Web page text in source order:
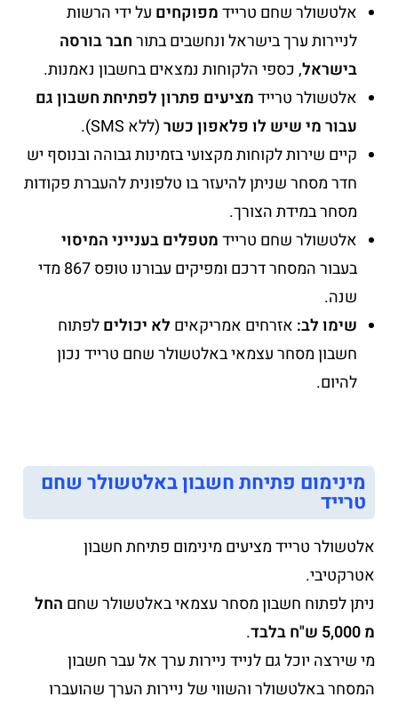
אלטשולר שחם טריידמפוקחים על ידי הרשות
לניירות ערך בישראל ונחשבים בתורחבר בורסה
בישראל, כספי הלקוחות נמצאים בחשבון נאמנות.
אלטשולר טריידמציעים פתרון לפתיחת חשבון גם
עבור מי שיש לו פלאפון כשר(ללא SMS).
קיים שירות לקוחות מקצועי בזמינות גבוהה ובנוסף יש
חדר מסחר שניתן להיעזר בו טלפונית להעברת פקודות
מסחר במידת הצורך.
אלטשולר שחם טריידמטפלים בענייני המיסוי
בעבור המסחר דרכם ומפיקים עבורנו טופס 867 מדי
שנה.
שימו לב: אזרחים אמריקאים לא יכוליםלפתוח
חשבון מסחר עצמאי באלטשולר שחם טרייד נכון
להיום.
מינימום פתיחת חשבון באלטשולר שחם
טרייד
אלטשולר טרייד מציעים מינימום פתיחת חשבון
אטרקטיבי.
ניתן לפתוח חשבון מסחר עצמאי באלטשולר שחם החל
מ5,000 ש"ח בלבד
.
מי שירצה יוכל גם לנייד ניירות ערך אל עבר חשבון
המסחר באלטשולר והשווי של ניירות הערך שהועברו